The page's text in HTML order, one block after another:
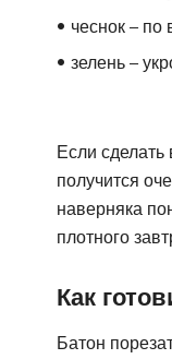
чеснок – по
зелень –
Если сделать
получится
наверняка
плотного
Как
Батон